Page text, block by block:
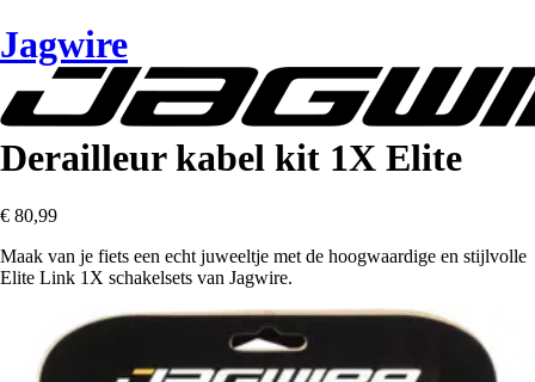
Jagwire
Derailleur kabel kit 1X Elite
€ 80,99
Maak van je fiets een echt juweeltje met de hoogwaardige en stijlvolle
Elite Link 1X schakelsets van Jagwire.